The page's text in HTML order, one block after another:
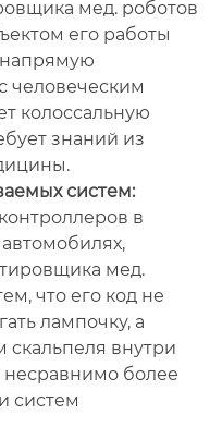
мед. роботов
его работы
напрямую
человеческим
колоссальную
знаний из
систем:
в
мед.
что его код не
лампочку, а
внутри
несравнимо более
систем